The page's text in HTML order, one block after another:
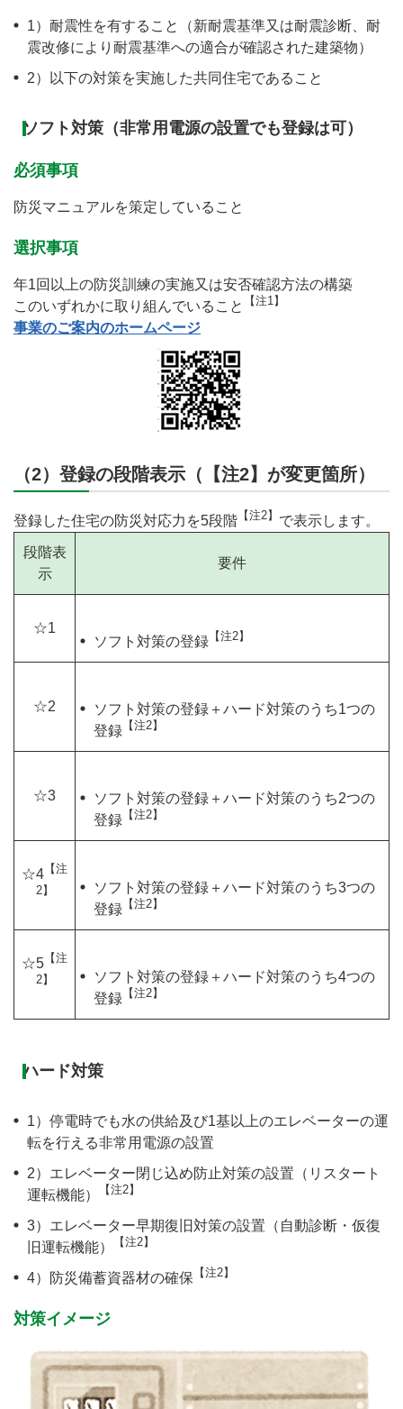
1）耐震性を有すること（新耐震基準又は耐震診断、耐
震改修により耐震基準への適合が確認された建築物）
2）以下の対策を実施した共同住宅であること
ソフト対策（非常用電源の設置でも登録は可）
必須事項
防災マニュアルを策定していること
選択事項
年1回以上の防災訓練の実施又は安否確認方法の構築
このいずれかに取り組んでいること
【注1】
事業のご案内のホームページ
（2）登録の段階表示（【注2】が変更箇所）
登録した住宅の防災対応力を5段階 【注2】 で表示します。
段階表
示
要件
☆1
ソフト対策の登録 【注2】
☆2
ソフト対策の登録＋ハード対策のうち1つの
登録 【注2】
☆3
ソフト対策の登録＋ハード対策のうち2つの
登録 【注2】
☆4 【注
2】
ソフト対策の登録＋ハード対策のうち3つの
登録 【注2】
☆5 【注
2】
ソフト対策の登録＋ハード対策のうち4つの
登録 【注2】
ハード対策
1）停電時でも水の供給及び1基以上のエレベーターの運
転を行える非常用電源の設置
2）エレベーター閉じ込め防止対策の設置（リスタート
運転機能）
【注2】
3）エレベーター早期復旧対策の設置（自動診断・仮復
旧運転機能）
【注2】
4）防災備蓄資器材の確保 【注2】
対策イメージ